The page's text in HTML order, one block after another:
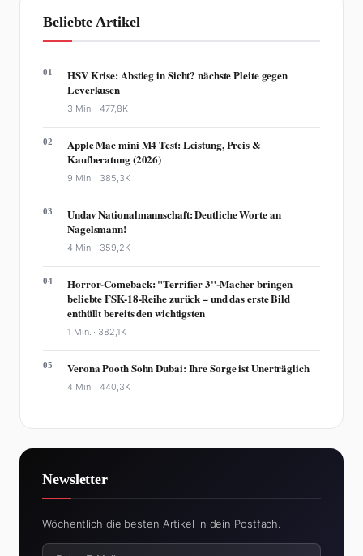
Beliebte Artikel
01
HSV Krise: Abstieg in Sicht? nächste Pleite gegen
Leverkusen
3 Min. ·477,8K
02
Apple Mac mini M4 Test: Leistung, Preis &
Kaufberatung (2026)
9 Min. · 385,3K
03
Undav Nationalmannschaft: Deutliche Worte an
Nagelsmann!
4 Min. · 359,2K
04
Horror-Comeback: "Terrifier 3"-Macher bringen
beliebte FSK-18-Reihe zurück – und das erste Bild
enthüllt bereits den wichtigsten
1 Min. · 382,1K
05 Verona Pooth Sohn Dubai: Ihre Sorge ist Unerträglich
4 Min. ·440,3K
Newsletter
Wöchentlich die besten Artikel in dein Postfach.